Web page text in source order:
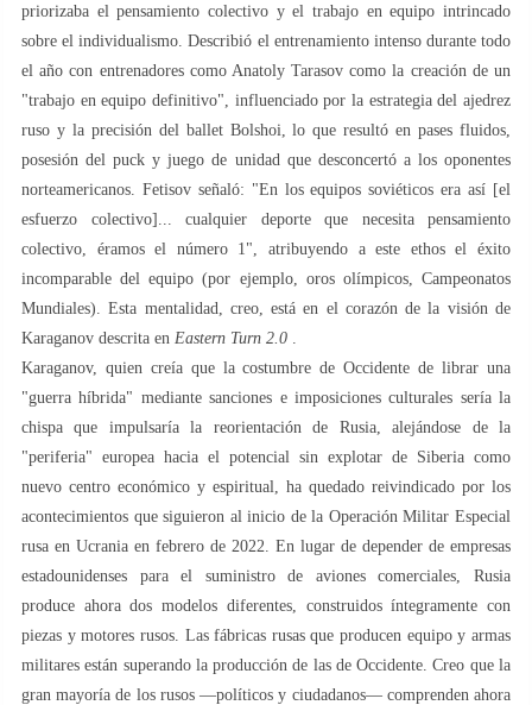
priorizaba el pensamiento colectivo y el trabajo en equipo intrincado
sobre el individualismo. Describió el entrenamiento intenso durante todo
el año con entrenadores como Anatoly Tarasov como la creación de un
"trabajo en equipo definitivo", influenciado por la estrategia del ajedrez
ruso y la precisión del ballet Bolshoi, lo que resultó en pases fluidos,
posesión del puck y juego de unidad que desconcertó a los oponentes
norteamericanos. Fetisov señaló: "En los equipos soviéticos era así [el
esfuerzo colectivo]... cualquier deporte que necesita pensamiento
colectivo, éramos el número 1", atribuyendo a este ethos el éxito
incomparable del equipo (por ejemplo, oros olímpicos, Campeonatos
Mundiales). Esta mentalidad, creo, está en el corazón de la visión de
Karaganov descrita en Eastern Turn 2.0
Karaganov, quien creía que la costumbre de Occidente de librar una
"guerra híbrida" mediante sanciones e imposiciones culturales sería la
chispa que impulsaría la reorientación de Rusia, alejándose de la
"periferia" europea hacia el potencial sin explotar de Siberia como
nuevo centro económico y espiritual, ha quedado reivindicado por los
acontecimientos que siguieron al inicio de la Operación Militar Especial
rusa en Ucrania en febrero de 2022. En lugar de depender de empresas
estadounidenses para el suministro de aviones comerciales, Rusia
produce ahora dos modelos diferentes, construidos íntegramente con
piezas y motores rusos. Las fábricas rusas que producen equipo y armas
militares están superando la producción de las de Occidente. Creo que la
gran mayoría de los rusos —políticos y ciudadanos— comprenden ahora